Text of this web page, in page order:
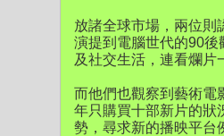
放諸全球市場，兩位則
演提到電腦世代的90
及社交生活，連看爛片
而他們也觀察到藝術電
年只購買十部新片的狀
勢，尋求新的播映平台